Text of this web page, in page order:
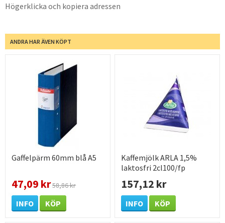
Högerklicka och kopiera adressen
ANDRA HAR ÄVEN KÖPT
Gaffelpärm 60mm blå A5
47,09 kr58,86 kr
INFO KÖP
Kaffemjölk ARLA 1,5%
laktosfri 2cl100/fp
157,12 kr
INFO KÖP